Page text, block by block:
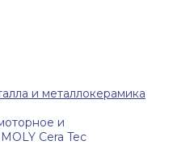
и металлокерамика
и
Cera Tec